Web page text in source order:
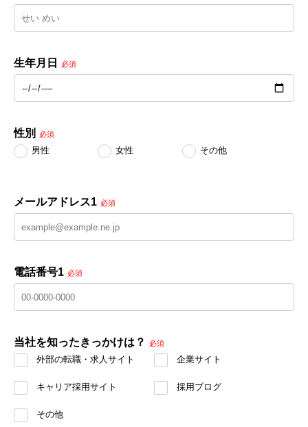
生年月日 必須
性別 必須
男性 女性 その他
メールアドレス1 必須
電話番号1 必須
当社を知ったきっかけは？ 必須
外部の転職・求人サイト 企業サイト
キャリア採用サイト 採用ブログ
その他